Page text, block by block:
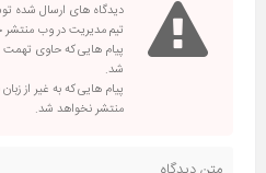
دیدگاه های ارسال شده
تیم مدیریت در وب
پیام هایی که حاوی تهمت
شد.
پیام هایی که به غیر از
منتشر نخواهد شد.